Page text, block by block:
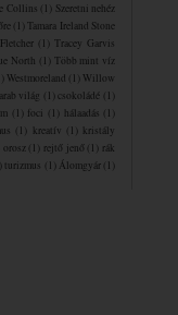
Collins (1) Szeretni nehéz
(1)Tamara Ireland Stone
(1) Tracey Garvis
North (1) Több mint víz
Westmoreland (1) Willow
arab világ (1)csokoládé
(1)
(1) foci (1) hálaadás
(1)
(1) kreatív (1) kristály
orosz (1) rejtő jenő (1) rák
turizmus (1) Álomgyár (1)